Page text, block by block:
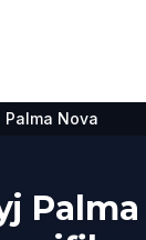
Palma Nova